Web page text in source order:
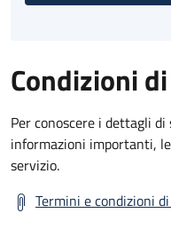
Condizioni
Per conoscere i dettagli
informazioni importanti,
servizio.
Termini e condizioni